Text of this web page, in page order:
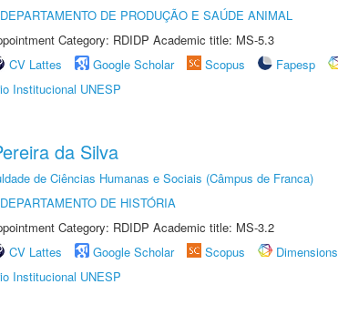
DEPARTAMENTO DE PRODUÇÃO E SAÚDE ANIMAL
Category: RDIDP Academic title: MS-5.3
CV Lattes Google Scholar Scopus Fapesp
Institucional UNESP
da Silva
de Ciências Humanas e Sociais (Câmpus de Franca)
DEPARTAMENTO DE HISTÓRIA
Category: RDIDP Academic title: MS-3.2
CV Lattes Google Scholar Scopus
Dimensions
Institucional UNESP